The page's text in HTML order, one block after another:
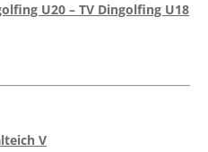
U20 – TV Dingolfing U18
V